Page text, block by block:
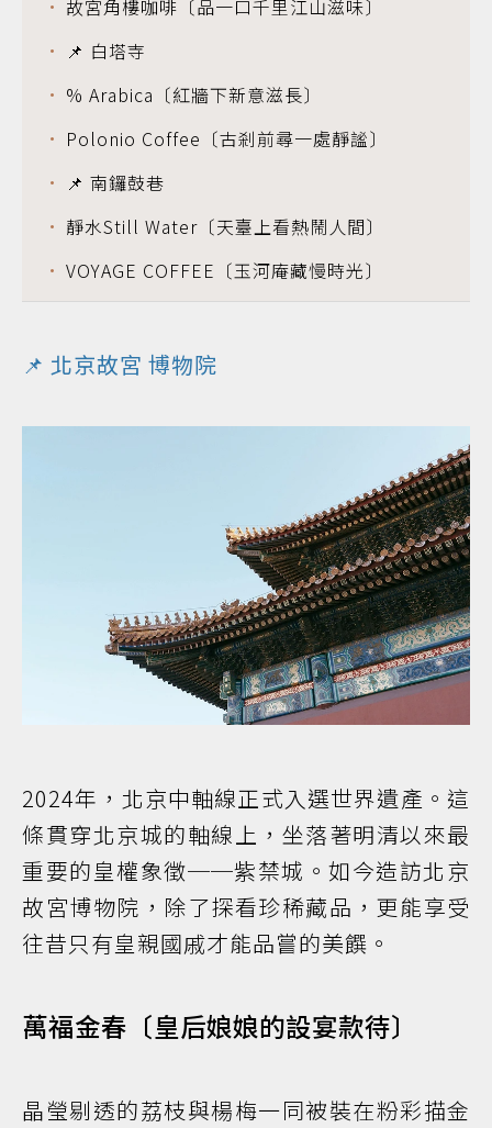
故宮角樓咖啡〔品一口千里江山滋味〕
📌 白塔寺
% Arabica〔紅牆下新意滋長〕
Polonio Coffee〔古剎前尋一處靜謐〕
📌 南鑼鼓巷
靜水Still Water〔天臺上看熱鬧人間〕
VOYAGE COFFEE〔玉河庵藏慢時光〕
📌 北京故宮 博物院
2024年，北京中軸線正式入選世界遺產。這
條貫穿北京城的軸線上，坐落著明清以來最
重要的皇權象徵──紫禁城。如今造訪北京
故宮博物院，除了探看珍稀藏品，更能享受
往昔只有皇親國戚才能品嘗的美饌。
萬福金春〔皇后娘娘的設宴款待〕
晶瑩剔透的荔枝與楊梅一同被裝在粉彩描金